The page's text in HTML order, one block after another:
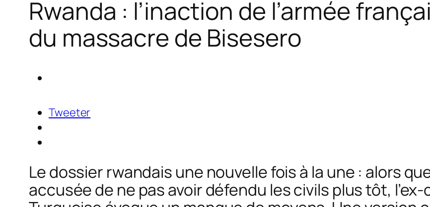
Rwanda : l’inaction de l’armée
du massacre de Bisesero
Tweeter
Le dossier rwandais une nouvelle fois à la une : alors
accusée de ne pas avoir défendu les civils plus tôt,